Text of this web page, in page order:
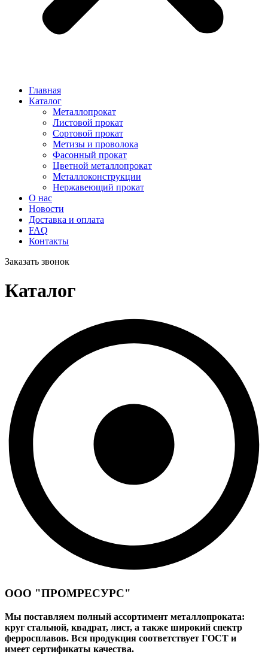
Главная
Каталог
Металлопрокат
Листовой прокат
Сортовой прокат
Метизы и проволока
Фасонный прокат
Цветной металлопрокат
Металлоконструкции
Нержавеющий прокат
О нас
Новости
Доставка и оплата
FAQ
Контакты
Заказать звонок
Каталог
ООО "ПРОМРЕСУРС"
Мы поставляем полный ассортимент металлопроката:
круг стальной, квадрат, лист, а также широкий спектр
ферросплавов. Вся продукция соответствует ГОСТ и
имеет сертификаты качества.